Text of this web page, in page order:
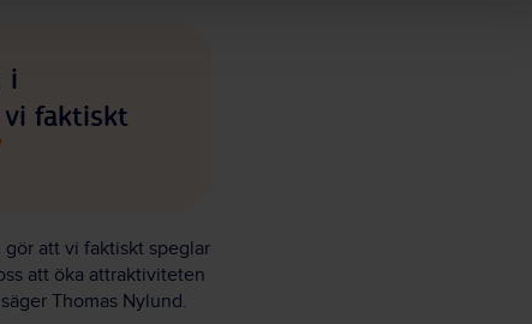
i
faktiskt
att vi faktiskt speglar
att öka attraktiviteten
Thomas Nylund.